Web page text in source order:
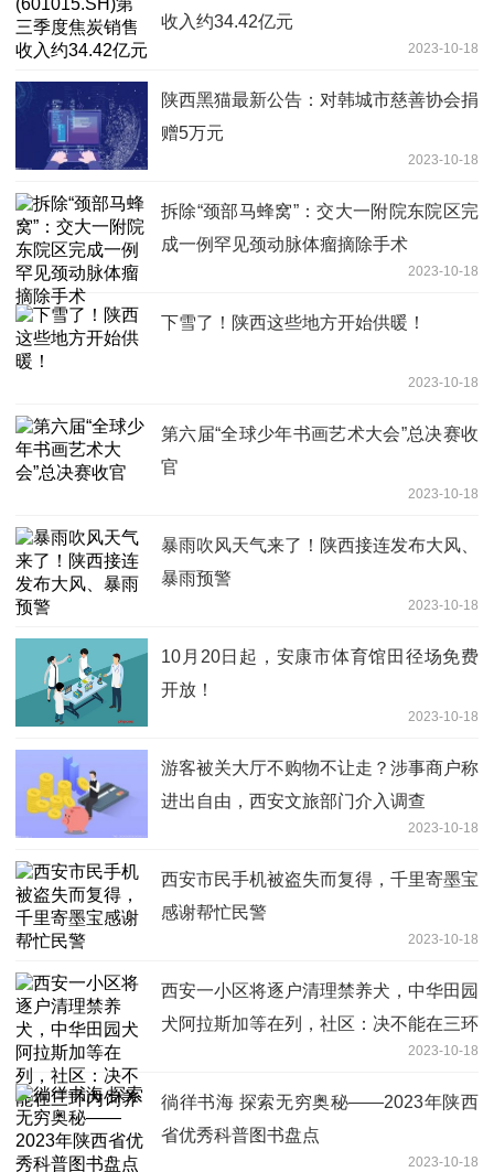
收入约34.42亿元
2023-10-18
陕西黑猫最新公告：对韩城市慈善协会捐
赠5万元
2023-10-18
拆除“颈部马蜂窝”：交大一附院东院区完
成一例罕见颈动脉体瘤摘除手术
2023-10-18
下雪了！陕西这些地方开始供暖！
2023-10-18
第六届“全球少年书画艺术大会”总决赛收
官
2023-10-18
暴雨吹风天气来了！陕西接连发布大风、
暴雨预警
2023-10-18
10月20日起，安康市体育馆田径场免费
开放！
2023-10-18
游客被关大厅不购物不让走？涉事商户称
进出自由，西安文旅部门介入调查
2023-10-18
西安市民手机被盗失而复得，千里寄墨宝
感谢帮忙民警
2023-10-18
西安一小区将逐户清理禁养犬，中华田园
犬阿拉斯加等在列，社区：决不能在三环
2023-10-18
徜徉书海 探索无穷奥秘——2023年陕西
省优秀科普图书盘点
2023-10-18